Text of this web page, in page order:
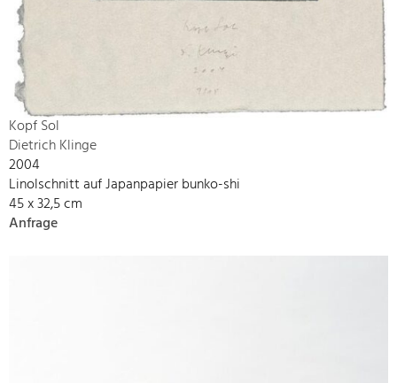
Kopf Sol
Dietrich Klinge
2004
Linolschnitt auf Japanpapier bunko-shi
45 x 32,5 cm
Anfrage